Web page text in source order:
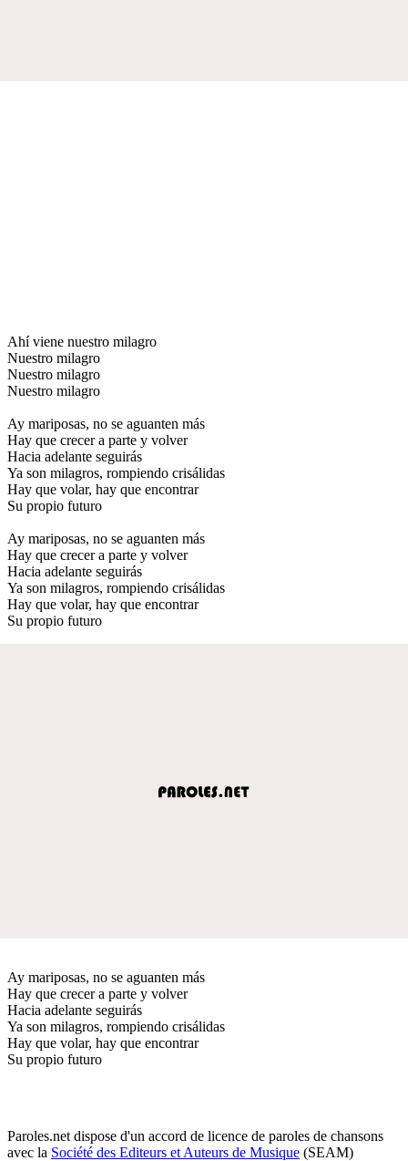
Ahí viene nuestro milagro
Nuestro milagro
Nuestro milagro
Nuestro milagro
Ay mariposas, no se aguanten más
Hay que crecer a parte y volver
Hacia adelante seguirás
Ya son milagros, rompiendo crisálidas
Hay que volar, hay que encontrar
Su propio futuro
Ay mariposas, no se aguanten más
Hay que crecer a parte y volver
Hacia adelante seguirás
Ya son milagros, rompiendo crisálidas
Hay que volar, hay que encontrar
Su propio futuro
Ay mariposas, no se aguanten más
Hay que crecer a parte y volver
Hacia adelante seguirás
Ya son milagros, rompiendo crisálidas
Hay que volar, hay que encontrar
Su propio futuro
Paroles.net dispose d'un accord de licence de paroles de chansons
avec la Société des Editeurs et Auteurs de Musique (SEAM)